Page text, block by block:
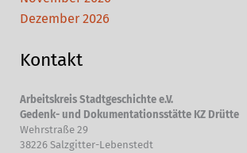
Dezember 2026
Kontakt
Arbeitskreis Stadtgeschichte e.V.
Gedenk- und Dokumentationsstätte KZ Drütte
Wehrstraße 29
38226 Salzgitter-Lebenstedt